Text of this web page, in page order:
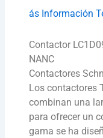
ás Información
Contactor
NANC
Contactores
Los contactores
combinan una
para ofrecer un
gama se ha